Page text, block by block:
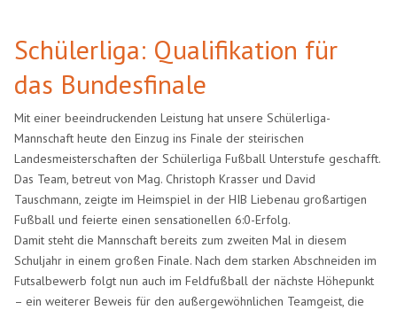
Schülerliga: Qualifikation für
das Bundesfinale
Mit einer beeindruckenden Leistung hat unsere Schülerliga-
Mannschaft heute den Einzug ins Finale der steirischen
Landesmeisterschaften der Schülerliga Fußball Unterstufe geschafft.
Das Team, betreut von Mag. Christoph Krasser und David
Tauschmann, zeigte im Heimspiel in der HIB Liebenau großartigen
Fußball und feierte einen sensationellen 6:0-Erfolg.
Damit steht die Mannschaft bereits zum zweiten Mal in diesem
Schuljahr in einem großen Finale. Nach dem starken Abschneiden im
Futsalbewerb folgt nun auch im Feldfußball der nächste Höhepunkt
– ein weiterer Beweis für den außergewöhnlichen Teamgeist, die